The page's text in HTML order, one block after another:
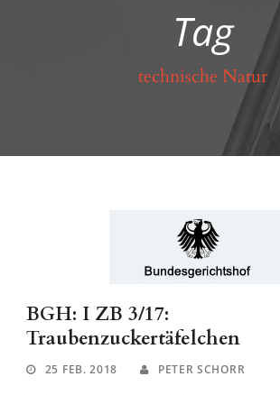
Tag
technische Natur
BGH: I ZB 3/17:
Traubenzuckertäfelchen
25 FEB. 2018 PETER SCHORR